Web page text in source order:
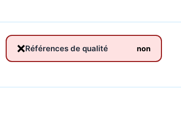
❌Références de qualité non